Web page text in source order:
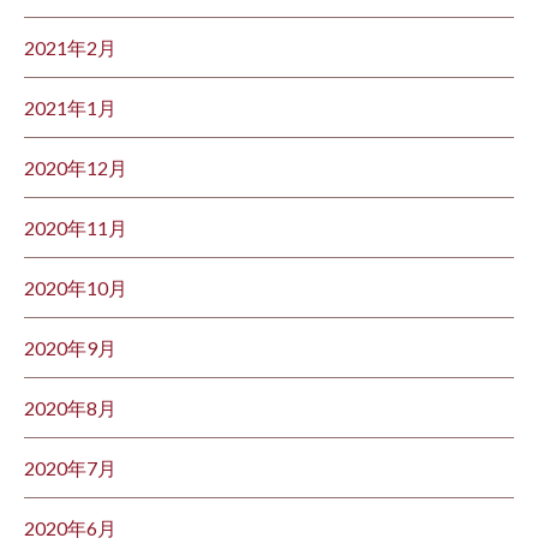
2021年2月
2021年1月
2020年12月
2020年11月
2020年10月
2020年9月
2020年8月
2020年7月
2020年6月